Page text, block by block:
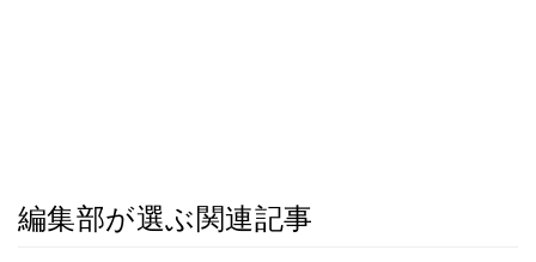
編集部が選ぶ関連記事